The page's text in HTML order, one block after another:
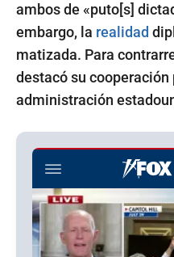
ambos de «puto[s]
embargo, la realidad
matizada. Para
destacó su cooperación
administración